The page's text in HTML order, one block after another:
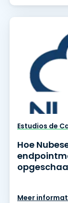
Estudios de
Hoe
Meer